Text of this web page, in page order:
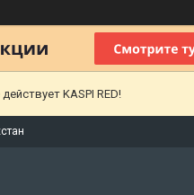
KASPI RED!